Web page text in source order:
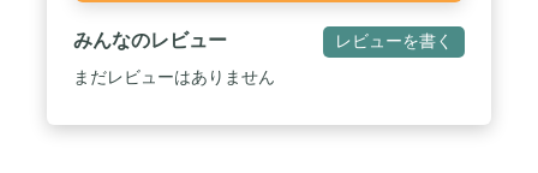
みんなのレビュー レビューを書く
まだレビューはありません